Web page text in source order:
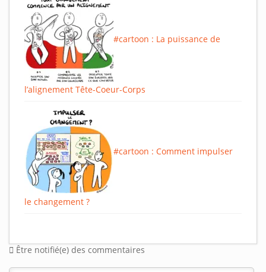
#cartoon : La puissance de
l’alignement Tête-Coeur-Corps
#cartoon : Comment impulser
le changement ?
Être notifié(e) des commentaires